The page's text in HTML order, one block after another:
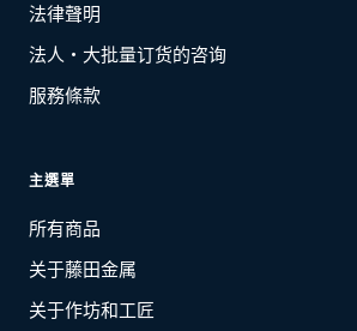
法律聲明
法人・大批量订货的咨询
服務條款
主選單
所有商品
关于藤田金属
关于作坊和工匠